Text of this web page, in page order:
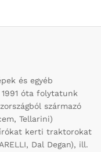
és egyéb
óta folytatunk
származó
Tellarini)
kerti traktorokat
Dal Degan), ill.